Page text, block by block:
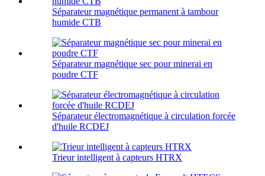
Séparateur magnétique permanent à tambour
humide CTB
Séparateur magnétique sec pour minerai en
poudre CTF
Séparateur électromagnétique à circulation forcée
d'huile RCDEJ
Trieur intelligent à capteurs HTRX